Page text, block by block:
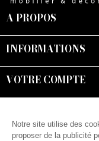
A PROPOS
INFORMATIONS
VOTRE COMPTE